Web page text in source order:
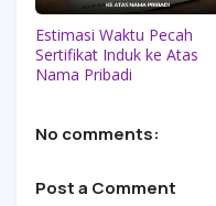
Estimasi Waktu Pecah
Sertifikat Induk ke Atas
Nama Pribadi
No comments:
Post a Comment